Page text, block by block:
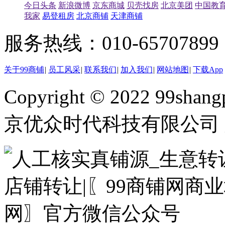
今日头条 新浪微博 京东商城 贝壳找房 北京美团 中国教
我家 易登租房 北京商铺 天津商铺
服务热线：010-
关于99商铺| 员工风采| 联系我们| 加入我们| 网站地图 | 下载App
Copyright © 2022
京优众时代科技有限公